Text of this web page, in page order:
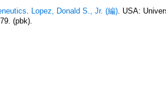
. Lopez, Donald S., Jr. (編). USA:
(pbk).